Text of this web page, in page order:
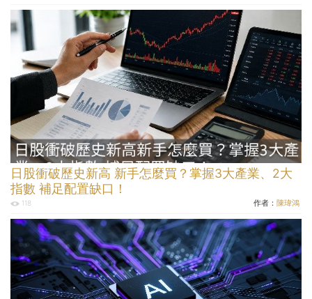
日股衝破歷史新高 新手怎麼買？掌握3大產業、2大
指數 補足配置缺口！
118 作者： 陳瑋鴻